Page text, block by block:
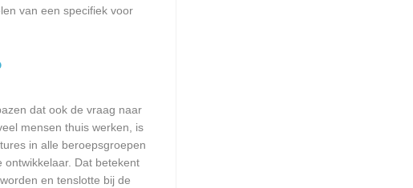
van een specifiek voor
dat ook de vraag naar
mensen thuis werken, is
in alle beroepsgroepen
Dat betekent
en tenslotte bij de